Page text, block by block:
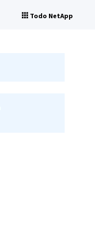
Todo NetApp